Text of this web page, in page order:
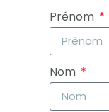
Prénom
Nom